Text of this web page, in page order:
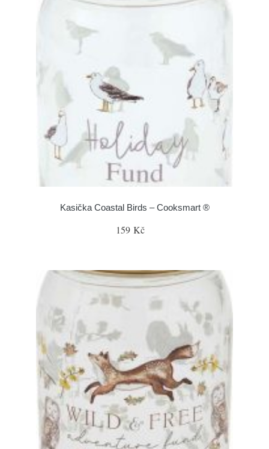
Kasička Coastal Birds – Cooksmart ®
159 Kč